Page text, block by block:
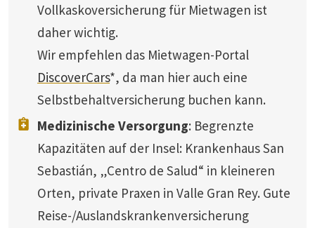
Vollkaskoversicherung für Mietwagen ist
daher wichtig.
Wir empfehlen das Mietwagen-Portal
DiscoverCars*, da man hier auch eine
Selbstbehaltversicherung buchen kann.
Medizinische Versorgung: Begrenzte
Kapazitäten auf der Insel: Krankenhaus San
Sebastián, „Centro de Salud“ in kleineren
Orten, private Praxen in Valle Gran Rey. Gute
Reise-/Auslandskrankenversicherung